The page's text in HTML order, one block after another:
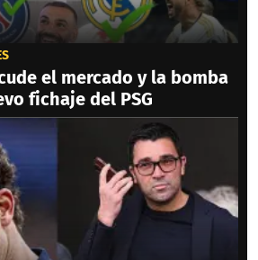
el mercado y la bomba
fichaje del PSG